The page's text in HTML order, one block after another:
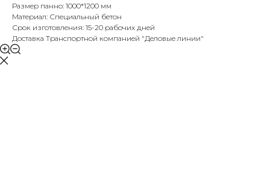
Размер панно: 1000*1200 мм
Материал: Специальный бетон
Срок изготовления: 15-20 рабочих дней
Доставка Транспортной компанией "Деловые линии"